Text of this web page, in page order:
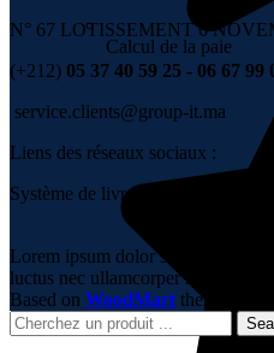
Calcul de la paie
N° 67 LOTISSEMENT 6
(+212) 05 37 40 59 25 - 06 67 99
service.clients@group-it.ma
Liens des réseaux sociaux :
Système de livraison :
Lorem ipsum dolor sit amet,
luctus nec ullamcorper mattis,
Based on WoodMart theme